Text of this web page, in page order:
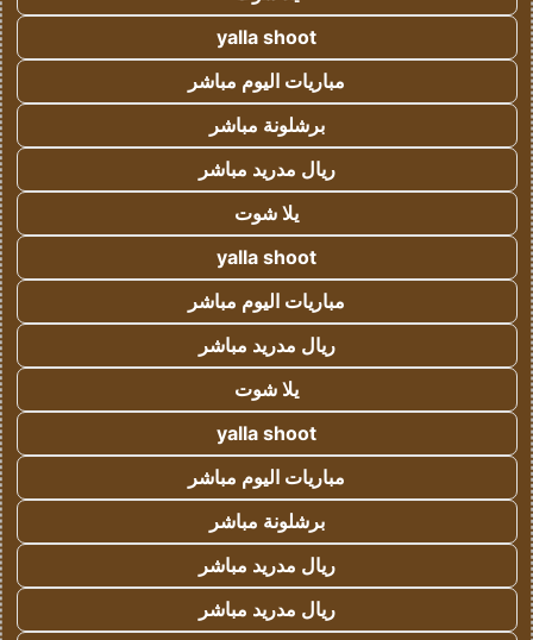
yalla shoot
مباريات اليوم مباشر
برشلونة مباشر
ريال مدريد مباشر
يلا شوت
yalla shoot
مباريات اليوم مباشر
ريال مدريد مباشر
يلا شوت
yalla shoot
مباريات اليوم مباشر
برشلونة مباشر
ريال مدريد مباشر
ريال مدريد مباشر